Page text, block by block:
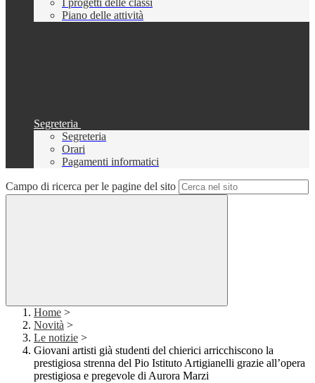
I progetti delle classi
Piano delle attività
Segreteria
Segreteria
Orari
Pagamenti informatici
Campo di ricerca per le pagine del sito
Home >
Novità >
Le notizie >
Giovani artisti già studenti del chierici arricchiscono la
prestigiosa strenna del Pio Istituto Artigianelli grazie all’opera
prestigiosa e pregevole di Aurora Marzi